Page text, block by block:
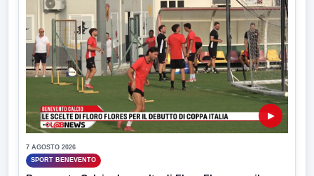
▶
7 AGOSTO 2026
SPORT BENEVENTO